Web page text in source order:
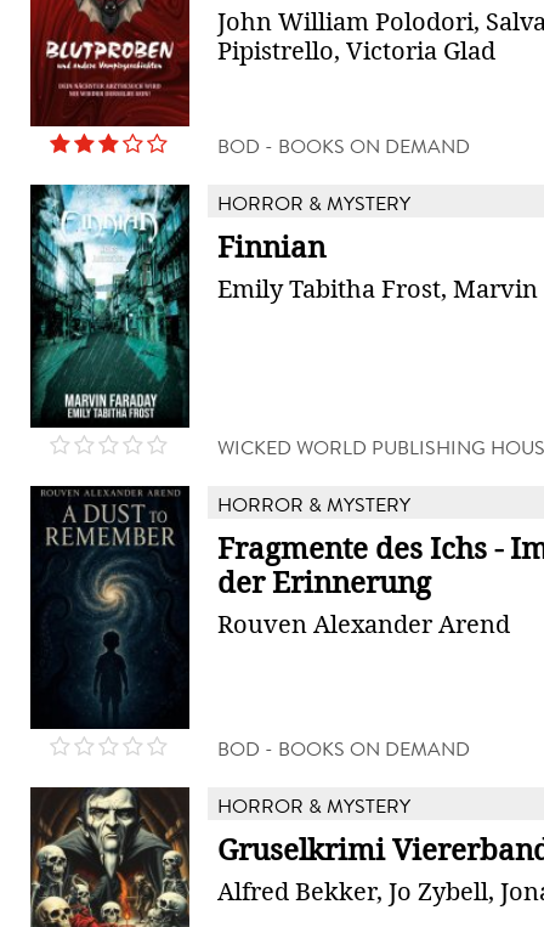
John William Polodori,
Pipistrello, Victoria Glad
BOD - BOOKS ON DEMAND
HORROR & MYSTERY
Finnian
Emily Tabitha Frost, Marvin
WICKED WORLD PUBLISHING
HORROR & MYSTERY
Fragmente des Ichs -
der Erinnerung
Rouven Alexander Arend
BOD - BOOKS ON DEMAND
HORROR & MYSTERY
Gruselkrimi
Alfred Bekker, Jo Zybell,